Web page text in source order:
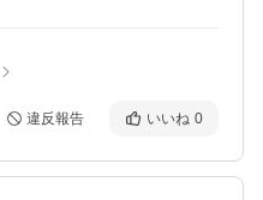
違反報告 いいね 0